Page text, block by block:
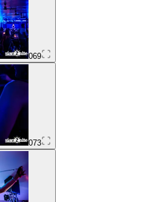
069
073